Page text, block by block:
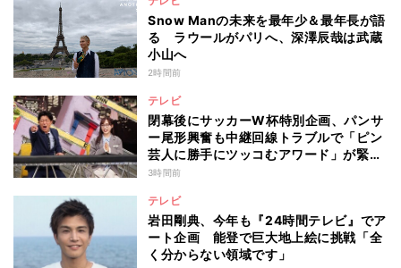
Snow Manの未来を最年少＆最年長が語
る ラウールがパリへ、深澤辰哉は武蔵
小山へ
2時間前
テレビ
閉幕後にサッカーW杯特別企画、パンサ
ー尾形興奮も中継回線トラブルで「ピン
芸人に勝手にツッコむアワード」が緊急
開幕『脱力タイムズ』
3時間前
テレビ
岩田剛典、今年も『24時間テレビ』でア
ート企画 能登で巨大地上絵に挑戦「全
く分からない領域です」